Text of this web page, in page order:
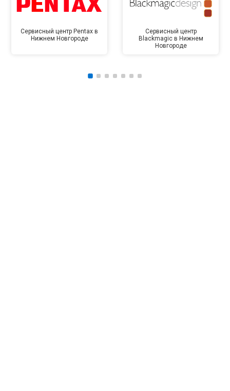
Сервисный центр Pentax в
Нижнем Новгороде
Сервисный центр
Blackmagic в Нижнем
Новгороде